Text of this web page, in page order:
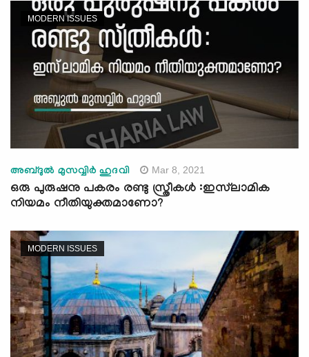
MODERN ISSUES
അബ്ദുൽ മുസവ്വിർ ഹുദവി Mar 8, 2021
ഒരു പുരുഷനു പകരം രണ്ടു സ്ത്രീകൾ :ഇസ്‌ലാമിക
നിയമം നീതിയുക്തമാണോ?
MODERN ISSUES